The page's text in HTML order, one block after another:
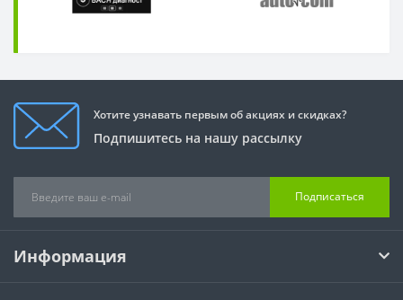
Хотите узнавать первым об акциях и скидках?
Подпишитесь на нашу рассылку
Подписаться
Информация